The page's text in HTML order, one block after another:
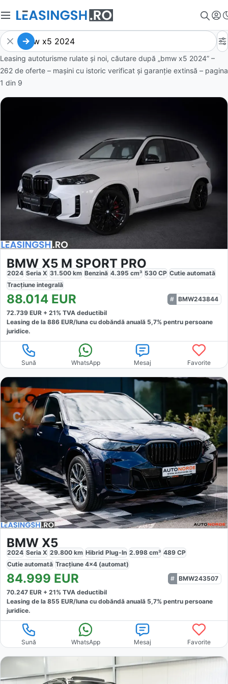
Leasing autoturisme rulate și noi, căutare după „bmw x5 2024” –
262 de oferte – mașini cu istoric verificat și garanție extinsă – pagina
1 din 9
BMW X5 M SPORT PRO
2024 Seria X 31.500 km Benzină 4.395 cm³ 530 CP Cutie automată
Tracțiune integrală
88.014 EUR
BMW243844
72.739 EUR + 21% TVA deductibil
Leasing de la 886 EUR/luna cu dobăndă anuală 5,7% pentru persoane
juridice.
Sună WhatsApp Mesaj Favorite
BMW X5
2024 Seria X 29.800 km Hibrid Plug-In 2.998 cm³ 489 CP
Cutie automată Tracțiune 4x4 (automat)
84.999 EUR
BMW243507
70.247 EUR + 21% TVA deductibil
Leasing de la 855 EUR/luna cu dobăndă anuală 5,7% pentru persoane
juridice.
Sună WhatsApp Mesaj Favorite